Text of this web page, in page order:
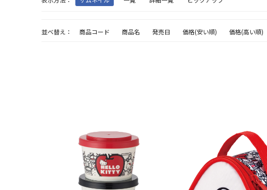
並べ替え： 商品コード 商品名 発売日 価格(安い順) 価格(高い順)